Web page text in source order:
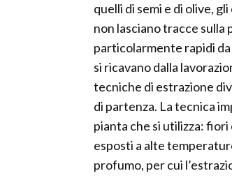
quelli di semi e di olive,
non lasciano tracce sulla
particolarmente rapidi
si ricavano dalla
tecniche di estrazione
di partenza. La tecnica
pianta che si utilizza: fiori
esposti a alte
profumo, per cui